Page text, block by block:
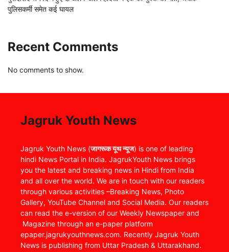
पुलिसकर्मी समेत कई घायल
Recent Comments
No comments to show.
Jagruk Youth News
Jagruk Youth News (जागरूक यूथ न्यूज) is one of leading
hindi News Portal in India. JagrukYouth News brings
you the latest and breaking news in Hindi from India
and all over the world. We are in touch with our readers
through various activities –Breaking News, Photo
Gallery, YouTube Channel and Social Media. Our readers
can read the e-version of our Weekly Newspaper and
Magazine through an e-paper platform
epaper.jagrukyouthnews.com. Recently Jagruk Youth
News is publishing from Uttar Pradesh & Uttarakhand.